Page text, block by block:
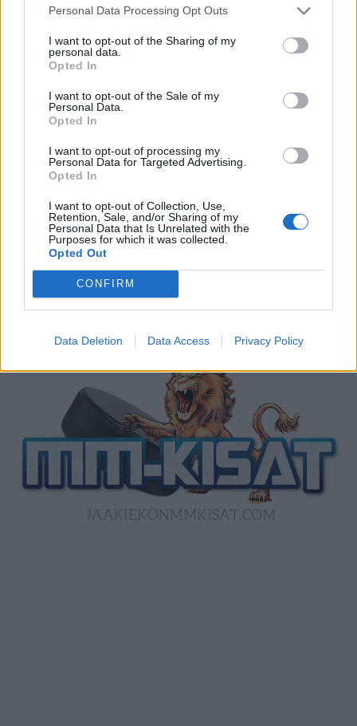
Personal Data Processing Opt Outs
I want to opt-out of the Sharing of my
personal data.
Opted In
I want to opt-out of the Sale of my
Personal Data.
Opted In
I want to opt-out of processing my
Personal Data for Targeted Advertising.
Opted In
I want to opt-out of Collection, Use,
Retention, Sale, and/or Sharing of my
Personal Data that Is Unrelated with the
Purposes for which it was collected.
Opted Out
CONFIRM
Data Deletion Data Access Privacy Policy
LIITTYVÄT ARTIKKELIT LISÄÄ TEKIJÄLTÄ
Aleksander Barkov tekee paluun
kaukaloon
Venäläisveskari sekosi Suomen 2.
divisioonassa – sai samasta tilanteesta
Kanada – USA klo 15:10 – näin katsot
ottelun ilmaiseksi TV:stä